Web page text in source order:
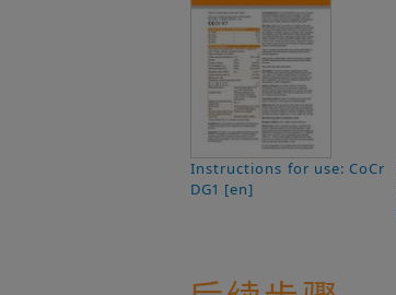
Instructions for use: CoCr
DG1 [en]